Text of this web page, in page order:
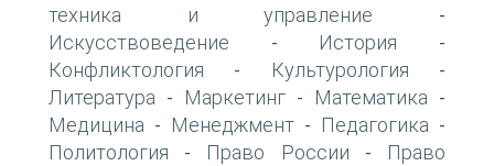
техника и управление -
Искусствоведение - История -
Конфликтология - Культурология -
Литература - Маркетинг - Математика -
Медицина - Менеджмент - Педагогика -
Политология - Право России -
Право